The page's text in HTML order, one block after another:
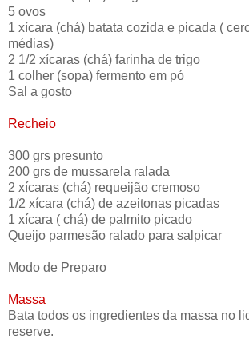
5 ovos
1 xícara (chá) batata cozida e picada (
médias)
2 1/2 xícaras (chá) farinha de trigo
1 colher (sopa) fermento em pó
Sal a gosto
Recheio
300 grs presunto
200 grs de mussarela ralada
2 xícaras (chá) requeijão cremoso
1/2 xícara (chá) de azeitonas picadas
1 xícara ( chá) de palmito picado
Queijo parmesão ralado para salpicar
Modo de Preparo
Massa
Bata todos os ingredientes da massa no
reserve.